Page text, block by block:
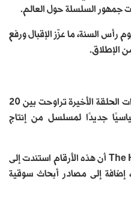
جمهور السلسلة حول العالم.
رأس السنة، ما عزّز الإقبال ورفع
الإطلاق.
أفادت بيانات شباك التذاكر أن إيرادات الحلقة الأخيرة تراوحت بين 20
قياسيًا جديدًا لمسلسل من إنتاج
وذكر موقع The Hollywood Reporter أن هذه الأرقام استندت إلى
إضافة إلى مصادر أبحاث سوقية